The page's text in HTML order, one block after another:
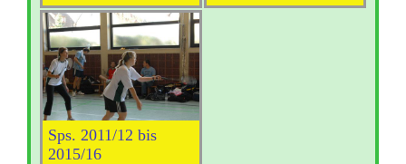
Sps. 2011/12 bis
2015/16